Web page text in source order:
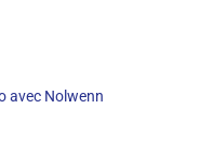
avec Nolwenn